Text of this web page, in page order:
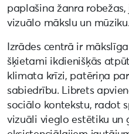
paplašina žanra
vizuālo mākslu un mūziku.
Izrādes centrā ir
šķietami ikdienišķās
klimata krīzi, patēriņa
sabiedrību. Librets
sociālo kontekstu, radot
vizuāli vieglo estētiku un